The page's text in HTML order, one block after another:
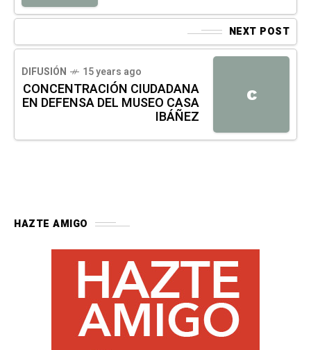
NEXT POST
C
DIFUSIÓN 15 years ago
CONCENTRACIÓN CIUDADANA
EN DEFENSA DEL MUSEO CASA
IBÁÑEZ
HAZTE AMIGO